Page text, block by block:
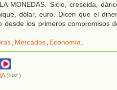
MONEDAS. Siclo, creseida,
dólar, euro. Dicen que el
desde los primeros compromisos
, Mercados, Economía.
(ilust.)